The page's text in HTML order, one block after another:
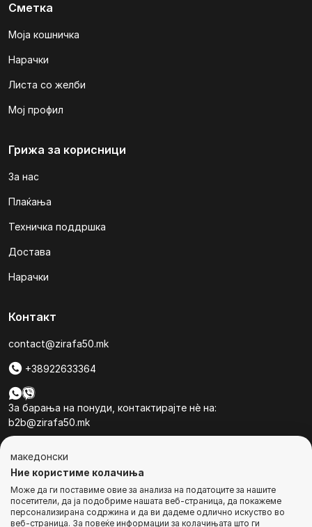
Сметка
Моја кошничка
Нарачки
Листа со желби
Мој профил
Грижа за корисници
За нас
Плаќања
Техничка поддршка
Достава
Нарачки
Контакт
contact@zirafa50.mk
+38922633364
За барања на понуди, контактирајте нѐ на:
b2b@zirafa50.mk
македонски
Ние користиме колачиња
Може да ги поставиме овие за анализа на податоците за нашите
посетители, да ја подобриме нашата веб-страница, да покажеме
персонализирана содржина и да ви дадеме одлично искуство во
веб-страница. За повеќе информации за колачињата што ги